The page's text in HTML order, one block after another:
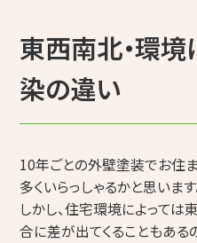
東西南北・環
染の違い
10年ごとの外壁塗装でお住
多くいらっしゃるかと思います
しかし、住宅環境によって
合に差が出てくることもある